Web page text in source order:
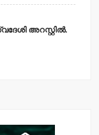
അറസ്റ്റില്‍.